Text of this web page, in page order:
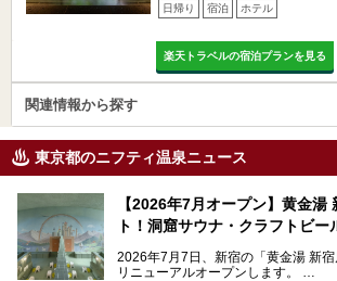
日帰り 宿泊 ホテル
楽天トラベルの宿泊プランを見る
関連情報から探す
東京都のニフティ温泉ニュース
【2026年7月オープン】黄金湯
ト！洞窟サウナ・クラフトビー
2026年7月7日、新宿の「黄金湯 新
リニューアルオープンします。